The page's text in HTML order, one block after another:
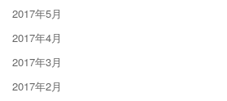
2017年5月
2017年4月
2017年3月
2017年2月